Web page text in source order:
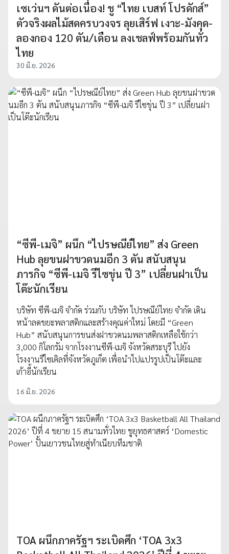
เซเว่นฯ ดันต่อเนื่อง! ชู “ไทย เบสท์ โปรดักส์”
ตัวจริงผลไม้สดครบวงจร ลุยเสิร์ฟ เงาะ-มังคุด-
ลองกอง 120 ตัน/เดือน ลงเชลฟ์พร้อมกันทั่ว
ไทย
30 มิ.ย. 2026
“ซีพี-เมจิ” ผนึก “ไปรษณีย์ไทย” ส่ง Green
Hub ลุยขนฝาขวดนมอีก 3 ตัน สนับสนุน
ภารกิจ “ซีพี-เมจิ รีไซขุ่น ปี 3” เปลี่ยนฝาเป็น
โต๊ะนักเรียน
บริษัท ซีพี-เมจิ จำกัด ร่วมกับ บริษัท ไปรษณีย์ไทย จำกัด เดิน
หน้าลดขยะพลาสติกและสร้างคุณค่าใหม่ โดยมี “Green
Hub” สนับสนุนการขนส่งฝาขวดนมพลาสติกเหลือใช้กว่า
3,000 กิโลกรัม จากโรงงานซีพี-เมจิ จังหวัดสระบุรี ไปยัง
โรงงานรีไซเคิลที่จังหวัดภูเก็ต เพื่อนำไปแปรรูปเป็นโต๊ะและ
เก้าอี้นักเรียน
16 มิ.ย. 2026
TOA ผนึกภาครัฐฯ ระเบิดศึก ‘TOA 3x3